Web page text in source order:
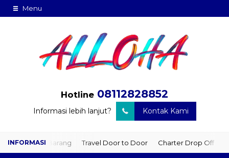
Menu
Hotline 08112828852
Informasi lebih lanjut? Kontak Kami
Barang Travel Door to Door Charter Drop Off Sewa Hiace